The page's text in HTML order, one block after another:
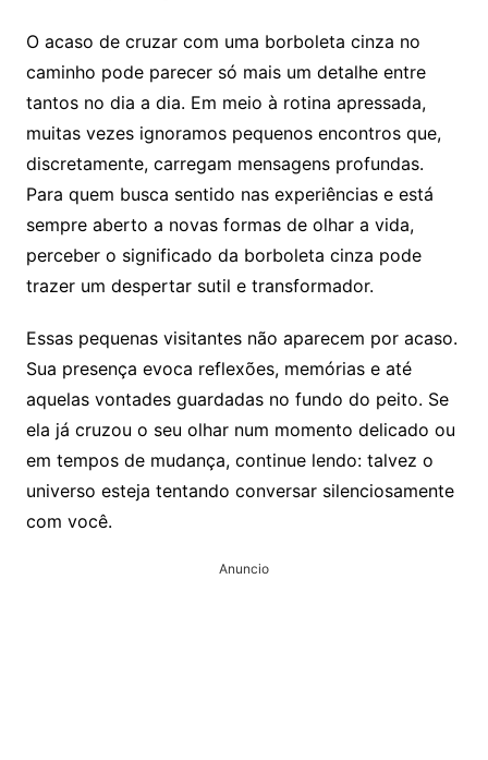
O acaso de cruzar com uma borboleta cinza no
caminho pode parecer só mais um detalhe entre
tantos no dia a dia. Em meio à rotina apressada,
muitas vezes ignoramos pequenos encontros que,
discretamente, carregam mensagens profundas.
Para quem busca sentido nas experiências e está
sempre aberto a novas formas de olhar a vida,
perceber o significado da borboleta cinza pode
trazer um despertar sutil e transformador.
Essas pequenas visitantes não aparecem por acaso.
Sua presença evoca reflexões, memórias e até
aquelas vontades guardadas no fundo do peito. Se
ela já cruzou o seu olhar num momento delicado ou
em tempos de mudança, continue lendo: talvez o
universo esteja tentando conversar silenciosamente
com você.
Anuncio